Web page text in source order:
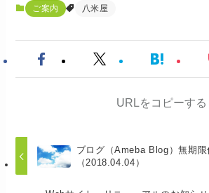
ご案内 八米屋
URLをコピーする
ブログ（Ameba Blog）無期
（2018.04.04）